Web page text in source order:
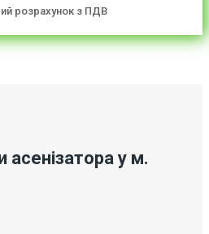
розрахунок з ПДВ
асенізатора у м.